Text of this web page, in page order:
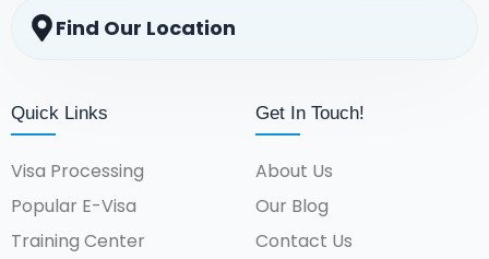
Find Our Location
Quick Links
Visa Processing
Popular E-Visa
Training Center
Get In Touch!
About Us
Our Blog
Contact Us